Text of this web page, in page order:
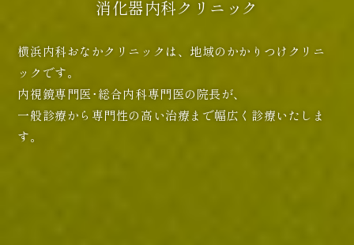
消化器内科クリニック
横浜内科おなかクリニックは、地域のかかりつけクリニ
ックです。
内視鏡専門医･総合内科専門医の院長が、
一般診療から専門性の高い治療まで幅広く診療いたしま
す。